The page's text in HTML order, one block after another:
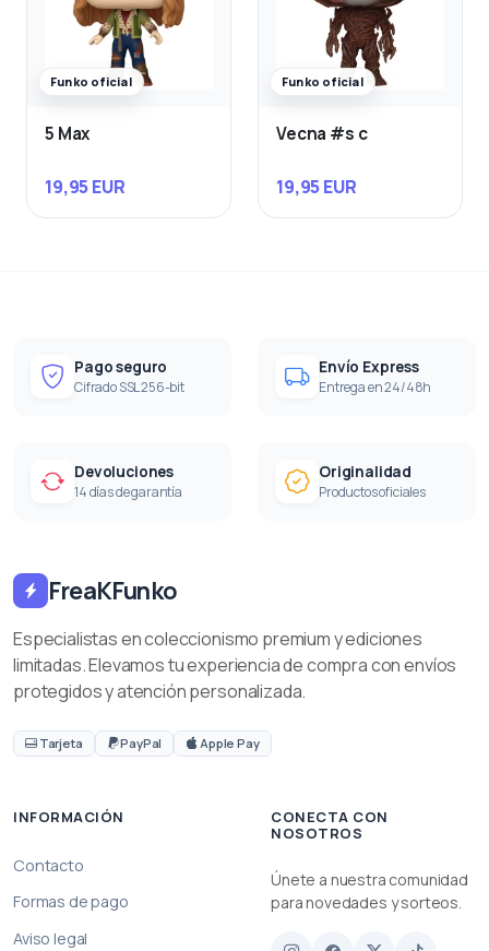
Funko oficial
5 Max
19,95 EUR
Funko oficial
Vecna #s c
19,95 EUR
Pago seguro
Cifrado SSL 256-bit
Envío Express
Entrega en 24/48h
Devoluciones
14 días de garantía
Originalidad
Productos oficiales
FreaKFunko
Especialistas en coleccionismo premium y ediciones
limitadas. Elevamos tu experiencia de compra con envíos
protegidos y atención personalizada.
Tarjeta PayPal Apple Pay
INFORMACIÓN
Contacto
Formas de pago
Aviso legal
CONECTA CON
NOSOTROS
Únete a nuestra comunidad
para novedades y sorteos.